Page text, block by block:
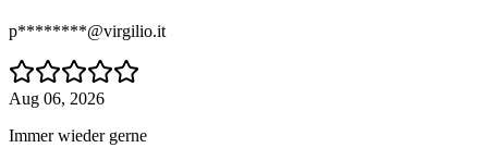
p********@virgilio.it
Aug 06, 2026
Immer wieder gerne